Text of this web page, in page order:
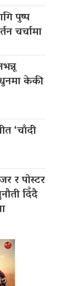
पुष्प
चर्चामा
केकी
‘चाँदी
र पोस्टर
दिँदै